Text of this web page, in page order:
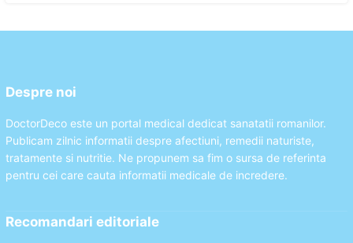
Despre noi
DoctorDeco este un portal medical dedicat sanatatii romanilor.
Publicam zilnic informatii despre afectiuni, remedii naturiste,
tratamente si nutritie. Ne propunem sa fim o sursa de referinta
pentru cei care cauta informatii medicale de incredere.
Recomandari editoriale